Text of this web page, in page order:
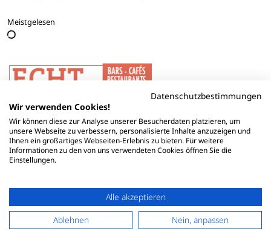
Meistgelesen
Datenschutzbestimmungen
Wir verwenden Cookies!
Wir können diese zur Analyse unserer Besucherdaten platzieren, um
unsere Webseite zu verbessern, personalisierte Inhalte anzuzeigen und
Ihnen ein großartiges Webseiten-Erlebnis zu bieten. Für weitere
Informationen zu den von uns verwendeten Cookies öffnen Sie die
Einstellungen.
Alle akzeptieren
Ablehnen
Nein, anpassen